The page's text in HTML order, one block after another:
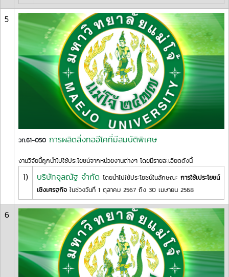
5
วท.61-050 การผลิตสิ่งทออีโคที่มีสมบัติพิเศษ
งานวิจัยนี้ถูกนำไปใช้ประโยชน์จากหน่วยงานต่างๆ โดยมีรายละเอียดดังนี้
1) บริษัทจุลณัฐ จำกัด โดยนำไปใช้ประโยชน์ในลักษณะ การใช้เประโยชน์
เชิงเศรฐกิจ ในช่วงวันที่ 1 ตุลาคม 2567 ถึง 30 เมษายน 2568
6